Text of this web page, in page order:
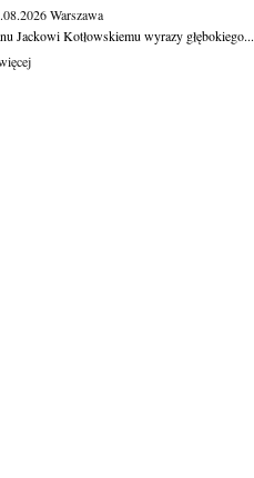
Warszawa
Jackowi Kotłowskiemu wyrazy głębokiego...